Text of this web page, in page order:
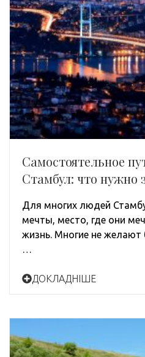
Самостоятельное
Стамбул: что нужно
Для многих людей
мечты, место, где они
жизнь. Многие не
…
ДОКЛАДНІШЕ